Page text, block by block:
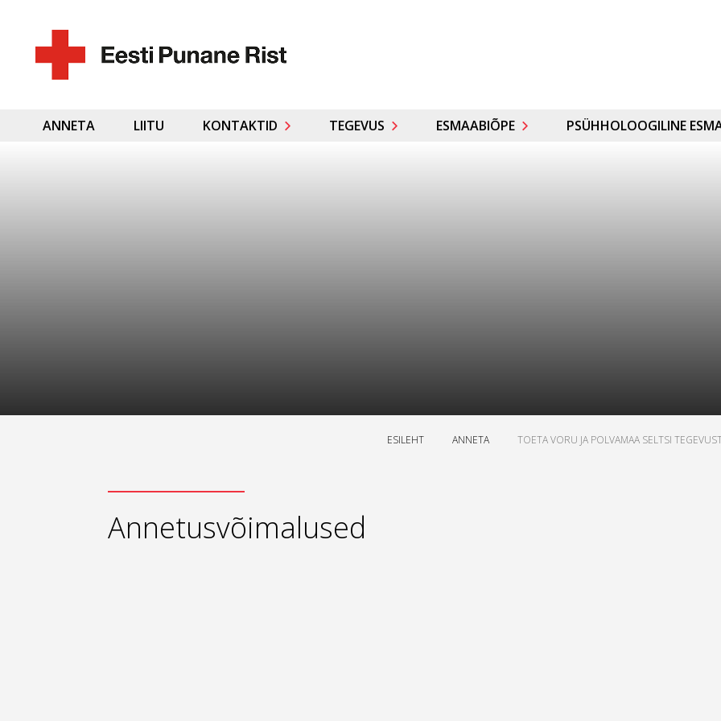
ANNETA LIITU KONTAKTID TEGEVUS ESMAABIÕPE PSÜHHOLOOGILINE
ESILEHT ANNETA TOETA VORU JA POLVAMAA SELTSI
Annetusvõimalused